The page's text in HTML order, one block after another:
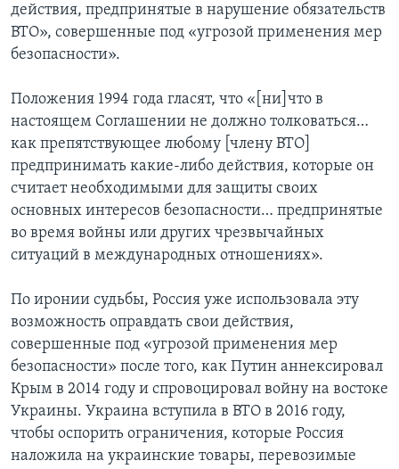
действия, предпринятые в нарушение обязательств
ВТО», совершенные под «угрозой применения мер
безопасности».
Положения 1994 года гласят, что «[ни]что в
настоящем Соглашении не должно толковаться…
как препятствующее любому [члену ВТО]
предпринимать какие-либо действия, которые он
считает необходимыми для защиты своих
основных интересов безопасности… предпринятые
во время войны или других чрезвычайных
ситуаций в международных отношениях».
По иронии судьбы, Россия уже использовала эту
возможность оправдать свои действия,
совершенные под «угрозой применения мер
безопасности» после того, как Путин аннексировал
Крым в 2014 году и спровоцировал войну на востоке
Украины. Украина вступила в ВТО в 2016 году,
чтобы оспорить ограничения, которые Россия
наложила на украинские товары, перевозимые